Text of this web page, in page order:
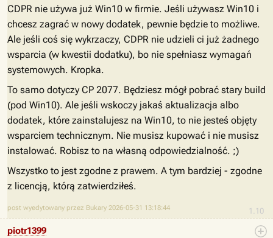
1.10
CDPR nie używa już Win10 w firmie. Jeśli używasz Win10 i
chcesz zagrać w nowy dodatek, pewnie będzie to możliwe.
Ale jeśli coś się wykrzaczy, CDPR nie udzieli ci już żadnego
wsparcia (w kwestii dodatku), bo nie spełniasz wymagań
systemowych. Kropka.
To samo dotyczy CP 2077. Będziesz mógł pobrać stary build
(pod Win10). Ale jeśli wskoczy jakaś aktualizacja albo
dodatek, które zainstalujesz na Win10, to nie jesteś objęty
wsparciem technicznym. Nie musisz kupować i nie musisz
instalować. Robisz to na własną odpowiedzialność. ;)
Wszystko to jest zgodne z prawem. A tym bardziej - zgodne
z licencją, którą zatwierdziłeś.
post wyedytowany przez Bukary 2026-05-31 13:18:44
piotr1399